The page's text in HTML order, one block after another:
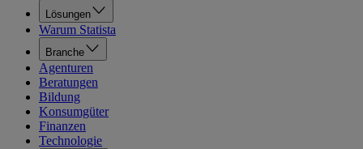
Lösungen
Warum Statista
Branche
Agenturen
Beratungen
Bildung
Konsumgüter
Finanzen
Technologie